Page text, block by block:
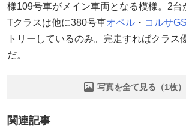
様109号車がメイン車両となる模様。2台
Tクラスは他に380号車オペル ・ コルサGS
トリーしているのみ。完走すればクラス
だ。
写真を全て見る（1枚）
関連記事